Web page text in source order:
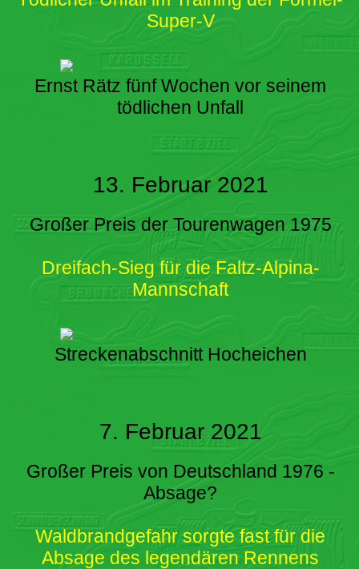
Super-V
Ernst Rätz fünf Wochen vor seinem
tödlichen Unfall
13. Februar 2021
Großer Preis der Tourenwagen 1975
Dreifach-Sieg für die Faltz-Alpina-
Mannschaft
Streckenabschnitt Hocheichen
7. Februar 2021
Großer Preis von Deutschland 1976 -
Absage?
Waldbrandgefahr sorgte fast für die
Absage des legendären Rennens